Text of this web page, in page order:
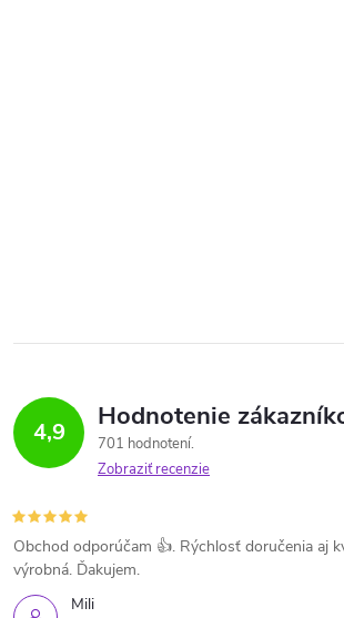
4,9 Hodnotenie
701 hodnotení
Zobraziť recenzie
Mili
Obchod odporúčam 👍. Rýchlosť doručenia aj
výrobná. Ďakujem.